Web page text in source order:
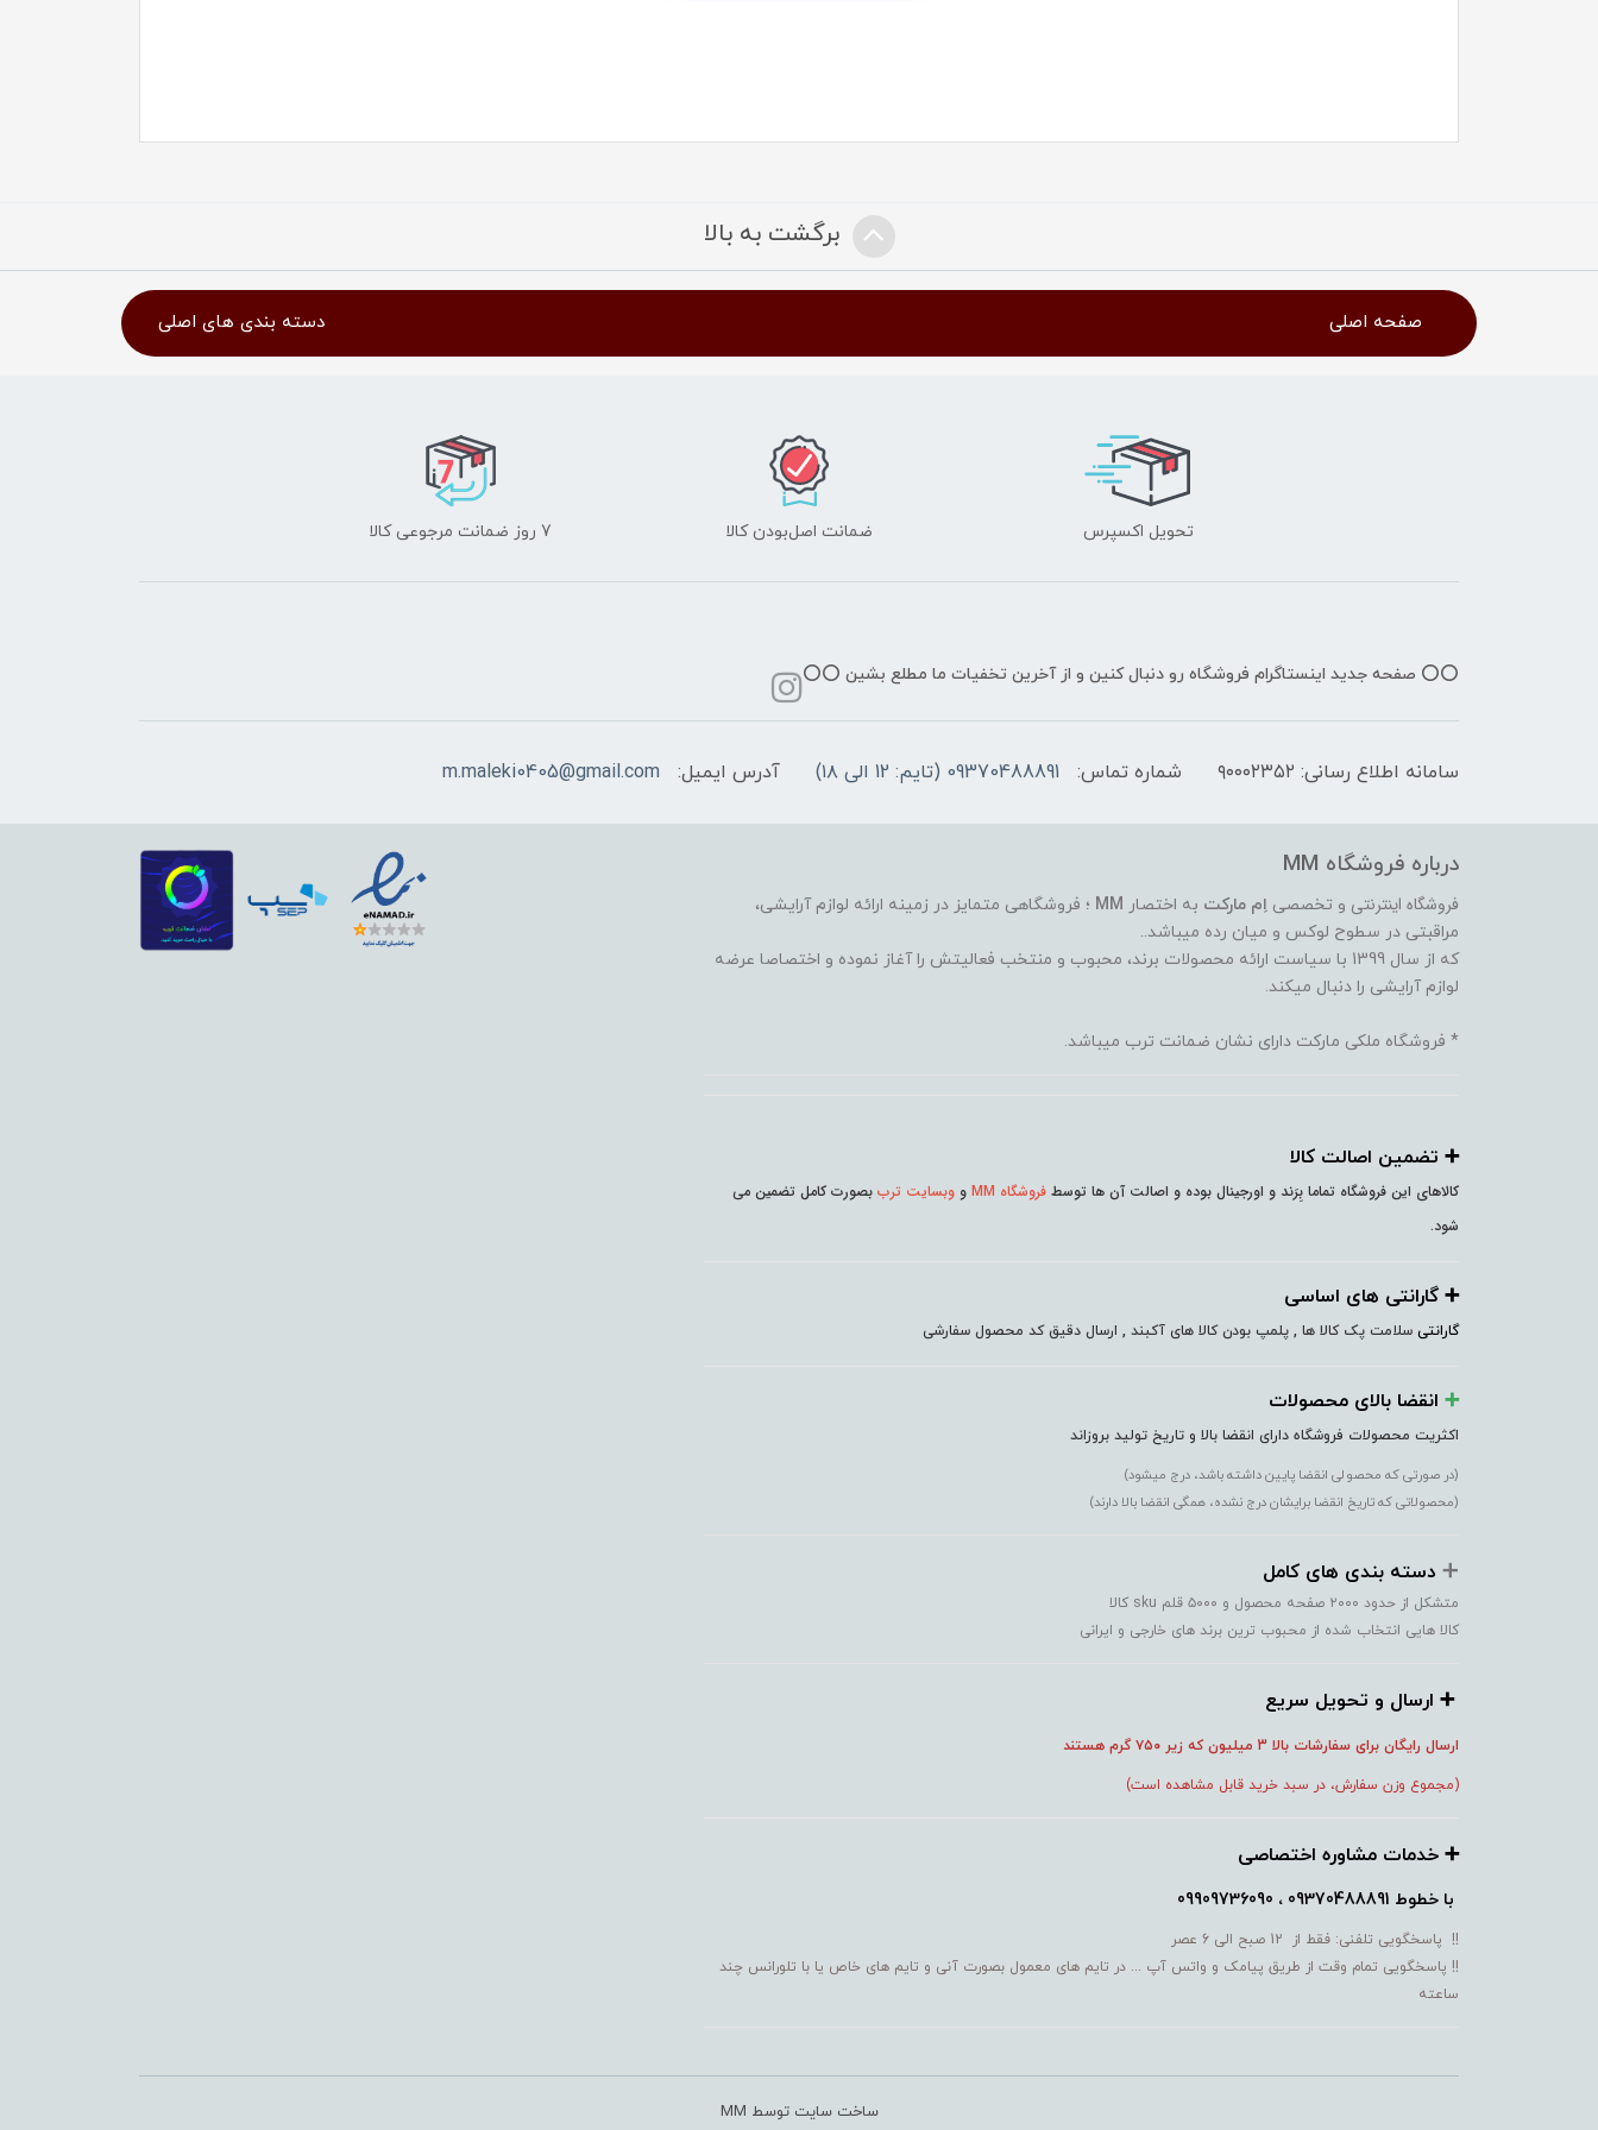
برگشت به بالا
صفحه اصلی دسته بندی های اصلی
تحویل اکسپرس ضمانت اصل‌بودن کالا 7 روز ضمانت مرجوعی کالا
⭕️⭕️ صفحه جدید اینستاگرام فروشگاه رو دنبال کنین و از آخرین تخفیات ما مطلع بشین ⭕️⭕️
سامانه اطلاع رسانی: ۹۰۰۰۲۳۵۲ شماره تماس: 09370488891 (تایم: 12 الی ۱۸) آدرس ایمیل: m.maleki0405@gmail.com
درباره فروشگاه MM
فروشگاه اینترنتی و تخصصی اِم مارکت به اختصار MM ؛ فروشگاهی متمایز در زمینه ارائه لوازم آرایشی،
مراقبتی در سطوح لوکس و میان رده میباشد..
که از سال 1399 با سیاست ارائه محصولات برند، محبوب و منتخب فعالیتش را آغاز نموده و اختصاصا عرضه
لوازم آرایشی را دنبال میکند.
* فروشگاه ملکی مارکت دارای نشان ضمانت ترب میباشد.
➕️ تضمین اصالت کالا
کالاهای این فروشگاه تماما بِرَند و اورجینال بوده و اصالت آن ها توسط فروشگاه MM و وبسایت ترب بصورت کامل تضمین می
شود.
➕️ گارانتی های اساسی
گارانتی سلامت پک کالا ها , پلمپ بودن کالا های آکبند , ارسال دقیق کد محصول سفارشی
➕️ انقضا بالای محصولات
اکثریت محصولات فروشگاه دارای انقضا بالا و تاریخ تولید بروزاند
(در صورتی که محصولی انقضا پایین داشته باشد، درج میشود)
(محصولاتی که تاریخ انقضا برایشان درج نشده، همگی انقضا بالا دارند)
➕️ دسته بندی های کامل
متشکل از حدود ۲۰۰۰ صفحه محصول و ۵۰۰۰ قلم sku کالا
کالا هایی انتخاب شده از محبوب ترین برند های خارجی و ایرانی
➕️ ارسال و تحویل سریع
ارسال رایگان برای سفارشات بالا 3 میلیون که زیر ۷۵۰ گرم هستند
(مجموع وزن سفارش، در سبد خرید قابل مشاهده است)
➕️ خدمات مشاوره اختصاصی
با خطوط 09370488891 ، 09909736090
!! پاسخگویی تلفنی: فقط از 12 صبح الی 6 عصر
!! پاسخگویی تمام وقت از طریق پیامک و واتس آپ ... در تایم های معمول بصورت آنی و تایم های خاص یا با تلورانس چند
ساعته
ساخت سایت توسط MM